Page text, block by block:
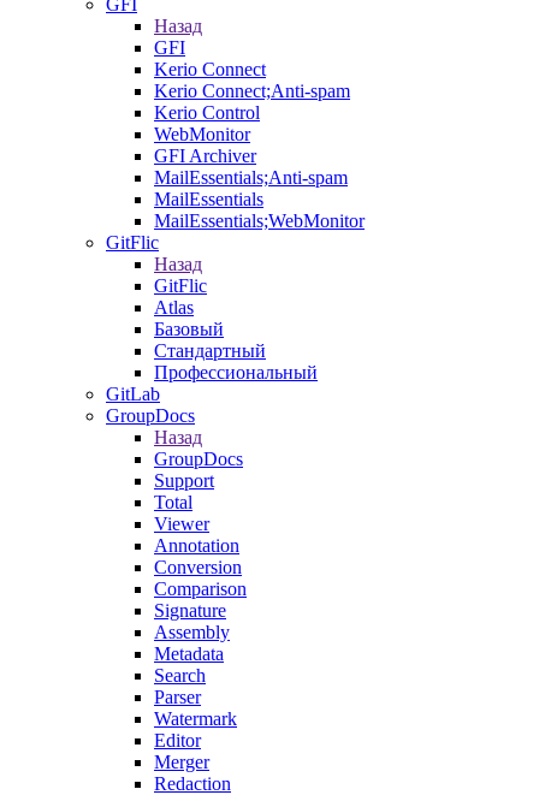
GFI
Назад
GFI
Kerio Connect
Kerio Connect;Anti-spam
Kerio Control
WebMonitor
GFI Archiver
MailEssentials;Anti-spam
MailEssentials
MailEssentials;WebMonitor
GitFlic
Назад
GitFlic
Atlas
Базовый
Стандартный
Профессиональный
GitLab
GroupDocs
Назад
GroupDocs
Support
Total
Viewer
Annotation
Conversion
Comparison
Signature
Assembly
Metadata
Search
Parser
Watermark
Editor
Merger
Redaction